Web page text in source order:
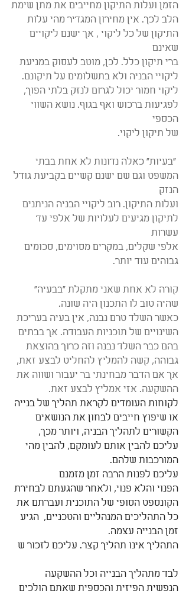
הזמן ועלות התיקון מחייבים את מתן שימת
הלב לכך. אין מחירון המגדיר מהי עלות
התיקון של כל ליקוי , אך ישנם ליקויים
שאינם
ברי תיקון כלל. לכן, מוטב לעסוק במניעת
ליקויי הבניה ולא בתשלומים על תיקונם.
ליקוי חמור יכול לגרום לנזק בלתי הפוך,
לפגיעות ברכוש ואף בגוף. נושא השווי
הכספי
של תיקון ליקוי.
"בעיות" כאלה נדונות לא אחת בבתי
המשפט וגם שם ישנם קשיים בקביעת גודל
הנזק
ועלות התיקון. רוב ליקויי הבניה הניתנים
לתיקון מגיעים לעלויות של אלפי עד
עשרות
אלפי שקלים, במקרים מסוימים, סכומים
גבוהים עוד יותר.
קורה לא אחת שאני מתקלת "בבעיה"
שהיה טוב לו התכנון היה שונה.
כאשר השלד טרם נבנה, אין בעיה בעריכת
השינויים של תוכניות העבודה. אך בבתים
בהם כבר השלד נבנה וזה כרוך בהוצאת
גבוהה, קשה להמליץ להחליט לבצע זאת,
אך אם הדבר מבחינתי בר יעבור ושווה את
ההשקעה. אזי אמליץ לבצע זאת.
לקוחות העומדים לקראת תהליך של בנייה
או שיפוץ חייבים לבחון את הנושאים
הקשורים לתהליך הבניה, ויותר מכך,
עליכם להבין אותם לעומקם, להבין מהי
המורכבות שלהם.
עליכם לפנות הרבה זמן מזמנם
הפנוי והלא פנוי, ולאחר שהגעתם לבחירת
הקונספט הסופי של התוכנית ועברתם את
כל התהליכים המנהליים והטכניים,  הגיע
זמן הבנייה עצמה.
התהליך אינו תהליך קצר. עליכם לזכור ש
לבד מתהליך הבנייה וכל ההשקעה
הנפשית הפיזית והכספית שאתם הולכים